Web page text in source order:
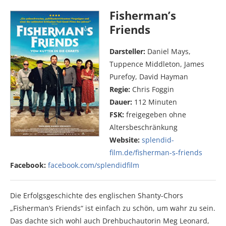
Fisherman’s
Friends
Darsteller: Daniel Mays,
Tuppence Middleton, James
Purefoy, David Hayman
Regie: Chris Foggin
Dauer: 112 Minuten
FSK: freigegeben ohne
Altersbeschränkung
Website: splendid-
film.de/fisherman-s-friends
Facebook: facebook.com/splendidfilm
Die Erfolgsgeschichte des englischen Shanty-Chors
„Fisherman‘s Friends“ ist einfach zu schön, um wahr zu sein.
Das dachte sich wohl auch Drehbuchautorin Meg Leonard,